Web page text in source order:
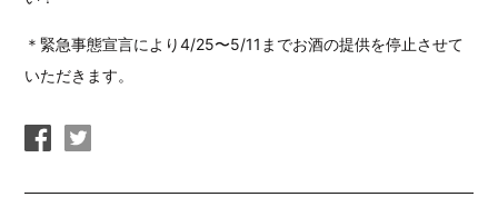
＊緊急事態宣言により4/25〜5/11までお酒の提供を停止させて
いただきます。